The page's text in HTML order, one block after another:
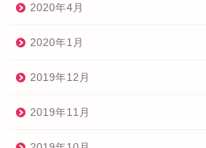
2020年4月
2020年1月
2019年12月
2019年11月